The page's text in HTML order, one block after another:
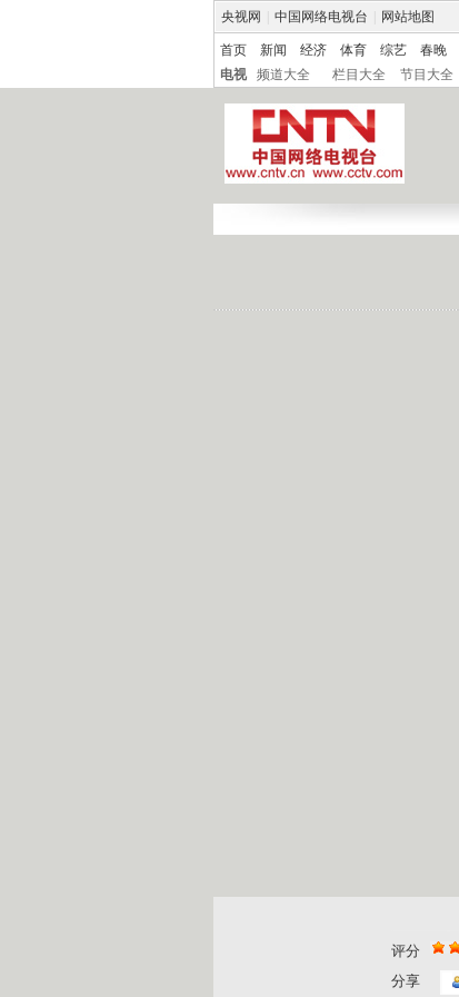
央视网 中国网络电视台 网站地图
首页 新闻 经济 体育 综艺 春晚
电视
频道大全 栏目大全 节目大全
评分
分享